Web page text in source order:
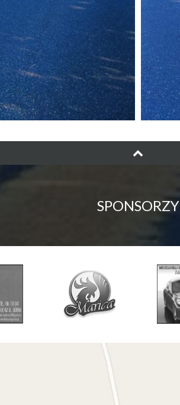
SPONSORZY